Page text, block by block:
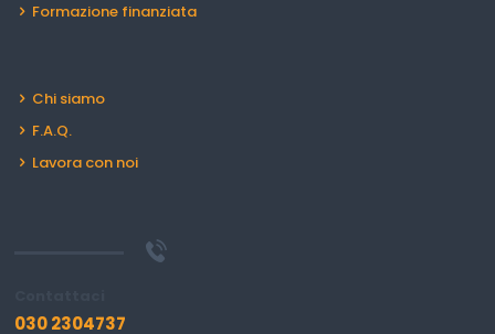
Formazione finanziata
Chi siamo
F.A.Q.
Lavora con noi
030 2304737